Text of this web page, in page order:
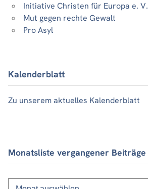
Initiative Christen für Europa e. V.
Mut gegen rechte Gewalt
Pro Asyl
Kalenderblatt
Zu unserem aktuelles Kalenderblatt
Monatsliste vergangener Beiträge
Monatsliste
vergangener